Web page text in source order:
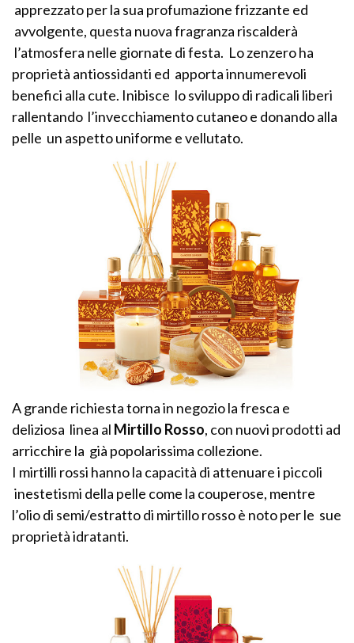
apprezzato per la sua profumazione frizzante ed
avvolgente, questa nuova fragranza riscalderà
l’atmosfera nelle giornate di festa. Lo zenzero ha
proprietà antiossidanti ed apporta innumerevoli
benefici alla cute. Inibisce lo sviluppo di radicali liberi
rallentando l’invecchiamento cutaneo e donando alla
pelle un aspetto uniforme e vellutato.
A grande richiesta torna in negozio la fresca e
deliziosa linea al Mirtillo Rosso, con nuovi prodotti ad
arricchire la già popolarissima collezione.
I mirtilli rossi hanno la capacità di attenuare i piccoli
inestetismi della pelle come la couperose, mentre
l’olio di semi/estratto di mirtillo rosso è noto per le sue
proprietà idratanti.